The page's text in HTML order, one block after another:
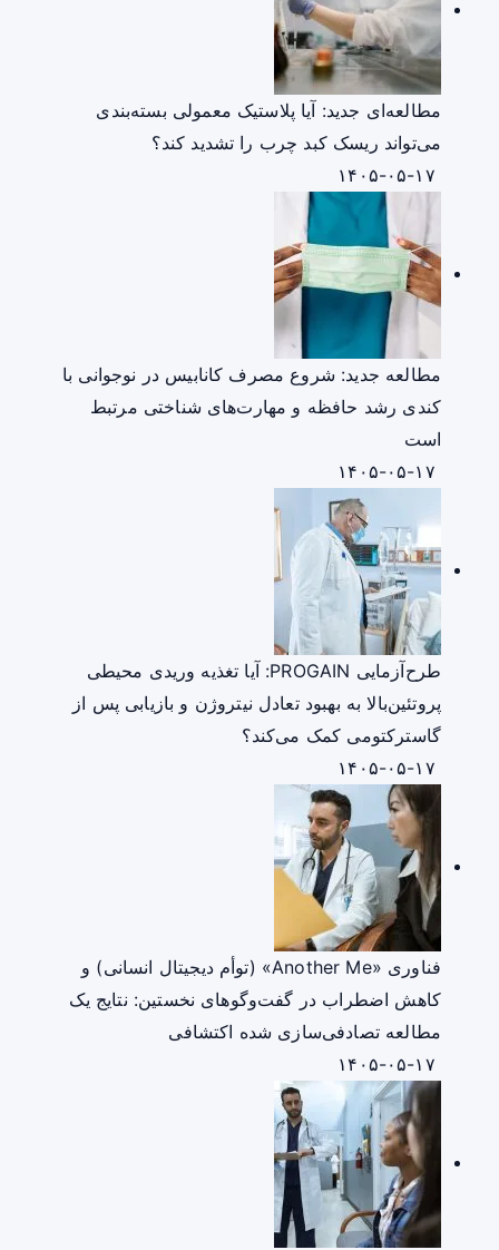
مطالعه‌ای جدید: آیا پلاستیک معمولی بسته‌بندی
می‌تواند ریسک کبد چرب را تشدید کند؟
مطالعه جدید: شروع مصرف کانابیس در نوجوانی با
کندی رشد حافظه و مهارت‌های شناختی مرتبط
است
طرح‌آزمایی PROGAIN: آیا تغذیه وریدی محیطی
پروتئین‌بالا به بهبود تعادل نیتروژن و بازیابی پس از
گاسترکتومی کمک می‌کند؟
فناوری «Another Me» (توأم دیجیتال انسانی) و
کاهش اضطراب در گفت‌وگوهای نخستین: نتایج یک
مطالعه تصادفی‌سازی شده اکتشافی